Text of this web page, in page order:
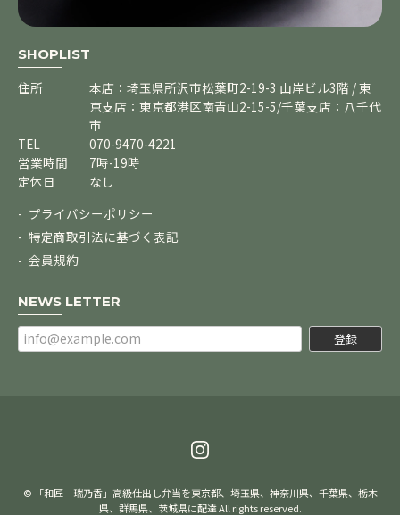
SHOPLIST
住所
本店：埼玉県所沢市松葉町2-19-3 山岸ビル3階 / 東
京支店：東京都港区南青山2-15-5/千葉支店：八千代
市
TEL
070-9470-4221
営業時間
7時-19時
定休日
なし
プライバシーポリシー
特定商取引法に基づく表記
会員規約
NEWS LETTER
登録
© 「和匠 瑞乃香」高級仕出し弁当を東京都、埼玉県、神奈川県、千葉県、栃木
県、群馬県、茨城県に配達 All rights reserved.